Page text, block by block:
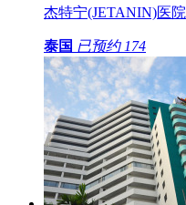
杰特宁(JETANIN)医院
泰国 已预约 174